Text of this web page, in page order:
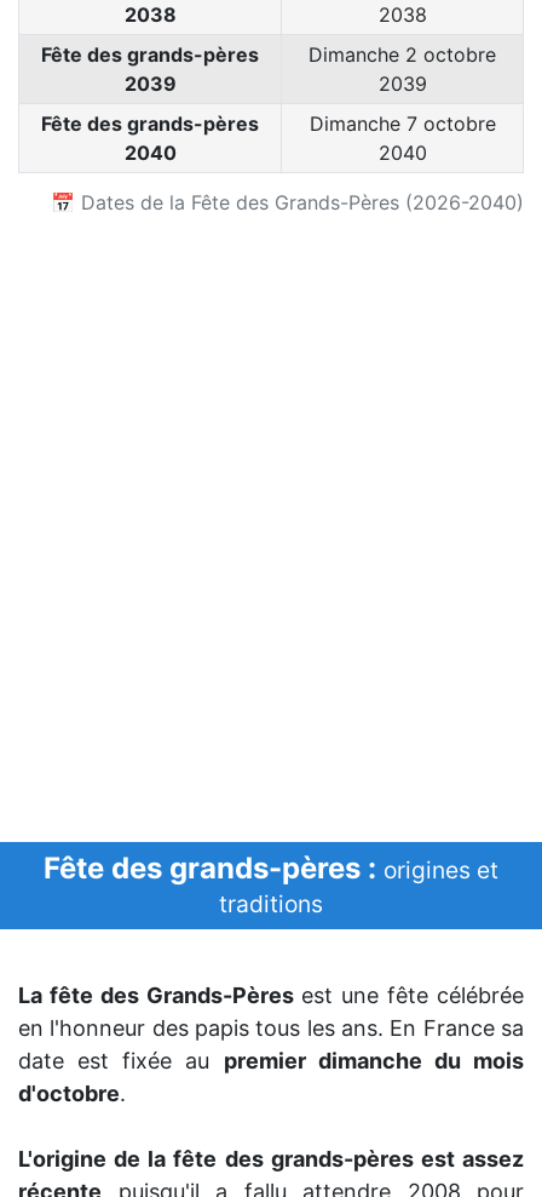
📅 Dates de la Fête des Grands-Pères (2026-2040)
2038
2038
Fête des grands-pères
2039
Dimanche 2 octobre
2039
Fête des grands-pères
2040
Dimanche 7 octobre
2040
Fête des grands-pères : origines et
traditions
La fête des Grands-Pères est une fête célébrée
en l'honneur des papis tous les ans. En France sa
date est fixée au premier dimanche du mois
d'octobre.
L'origine de la fête des grands-pères est assez